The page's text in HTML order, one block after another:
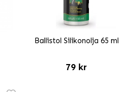
Ballistol Silikonolja 65 ml
79 kr